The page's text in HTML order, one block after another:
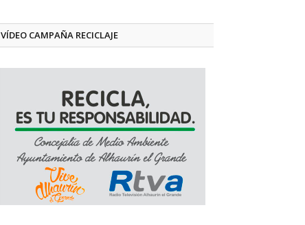
VÍDEO CAMPAÑA RECICLAJE